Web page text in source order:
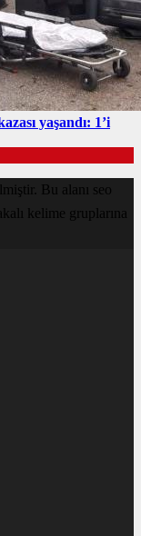
yaşandı: 1’i
Bu alanı seo
kelime gruplarına